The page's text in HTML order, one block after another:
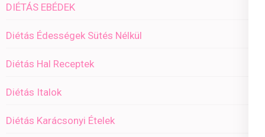
DIÉTÁS EBÉDEK
Diétás Édességek Sütés Nélkül
Diétás Hal Receptek
Diétás Italok
Diétás Karácsonyi Ételek